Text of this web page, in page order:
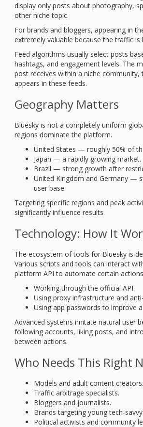
display only posts about photography,
other niche topic.
For brands and bloggers, appearing in
extremely valuable because the traffic is
Feed algorithms usually select posts
hashtags, and engagement levels. The
post receives within a niche community,
appears in these feeds.
Geography Matters
Bluesky is not a completely uniform
regions dominate the platform.
United States — roughly 50% of
Japan — a rapidly growing market.
Brazil — strong growth after
United Kingdom and Germany —
user base.
Targeting specific regions and peak
significantly influence results.
Technology: How It
The ecosystem of tools for Bluesky is
Various scripts and tools can interact
platform API to automate certain
Working through the official API.
Using proxy infrastructure and
Using app passwords to improve
Advanced systems imitate natural user
following accounts, liking posts, and
between actions.
Who Needs This Right
Models and adult content creators.
Traffic arbitrage specialists.
Bloggers and journalists.
Brands targeting young tech-
Political activists and community